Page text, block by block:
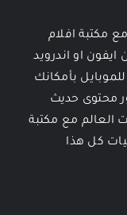
مكتبة افلام
او اندرويد
بأمكانك
محتوى حديث
مع مكتبة
كل هذا